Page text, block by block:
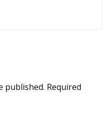
published. Required